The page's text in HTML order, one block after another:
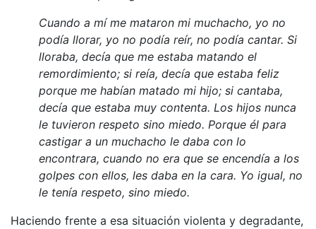
Cuando a mí me mataron mi muchacho, yo no
podía llorar, yo no podía reír, no podía cantar. Si
lloraba, decía que me estaba matando el
remordimiento; si reía, decía que estaba feliz
porque me habían matado mi hijo; si cantaba,
decía que estaba muy contenta. Los hijos nunca
le tuvieron respeto sino miedo. Porque él para
castigar a un muchacho le daba con lo
encontrara, cuando no era que se encendía a los
golpes con ellos, les daba en la cara. Yo igual, no
le tenía respeto, sino miedo.
Haciendo frente a esa situación violenta y degradante,